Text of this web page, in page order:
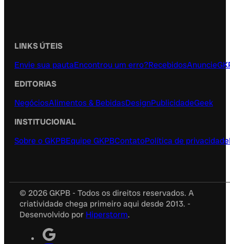
LINKS ÚTEIS
Envie sua pautaEncontrou um erro?RecebidosAnuncie
EDITORIAS
NegóciosAlimentos & BebidasDesignPublicidadeGeek
INSTITUCIONAL
Sobre o GKPBEquipe GKPBContatoPolítica de privacidade
© 2026 GKPB - Todos os direitos reservados. A
criatividade chega primeiro aqui desde 2013. -
Desenvolvido por Hiperstorm.